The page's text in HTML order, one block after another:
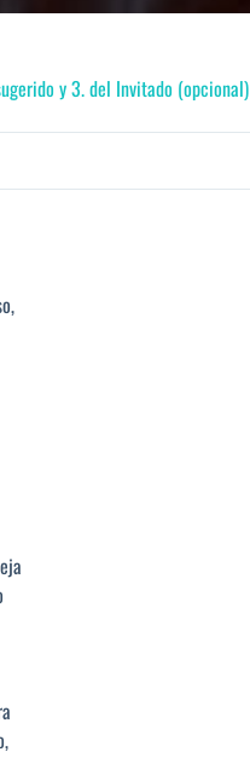
y 3. del Invitado (opcional)